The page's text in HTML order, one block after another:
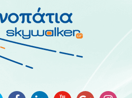
Καινοτομίας
Τοπικής Ανάπτυξης